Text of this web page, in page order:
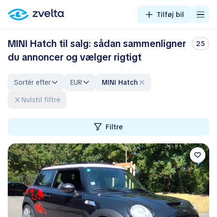
Tilføj bil
MINI Hatch til salg: sådan sammenligner
du annoncer og vælger rigtigt
25
Sortér efter EUR
MINI Hatch
Nulstil filtre
Filtre